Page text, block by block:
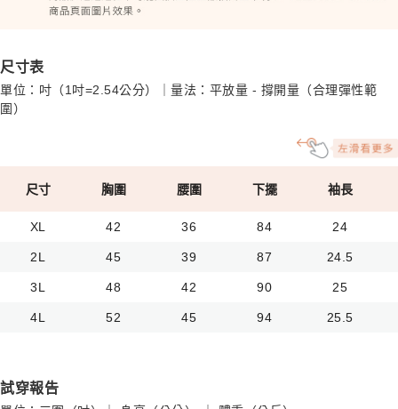
尺寸表
單位：吋（1吋=2.54公分）｜量法：平放量 - 撐開量（合理彈性範
圍）
尺寸 胸圍 腰圍 下擺 袖長
XL 42 36 84 24
2L 45 39 87 24.5
3L 48 42 90 25
4L 52 45 94 25.5
試穿報告